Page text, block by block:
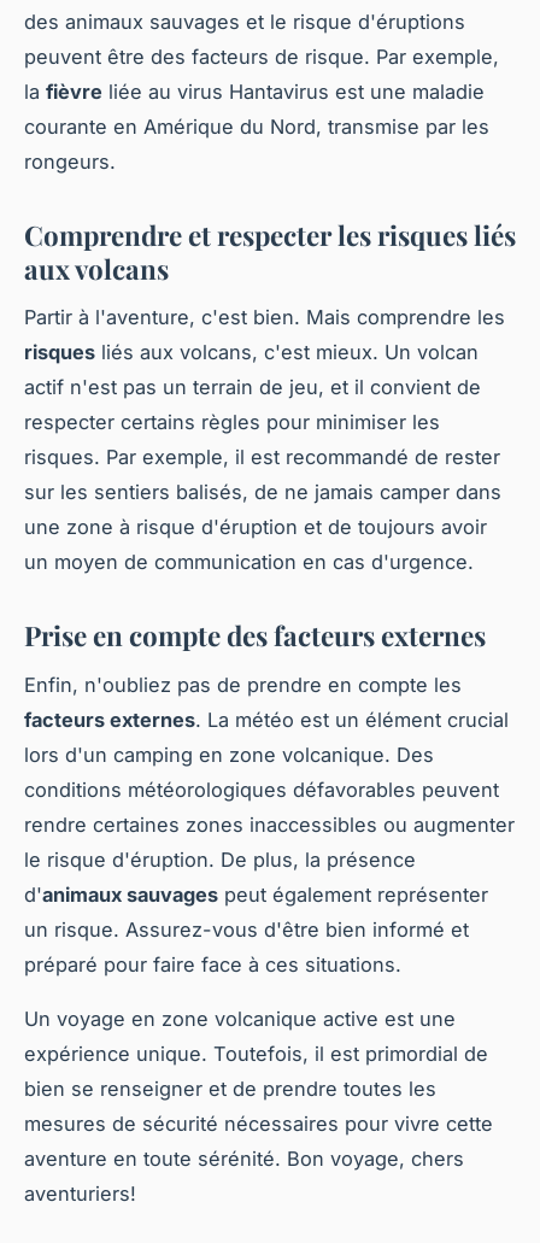
des animaux sauvages et le risque d'éruptions
peuvent être des facteurs de risque. Par exemple,
la fièvre liée au virus Hantavirus est une maladie
courante en Amérique du Nord, transmise par les
rongeurs.
Comprendre et respecter les risques liés
aux volcans
Partir à l'aventure, c'est bien. Mais comprendre les
risques liés aux volcans, c'est mieux. Un volcan
actif n'est pas un terrain de jeu, et il convient de
respecter certains règles pour minimiser les
risques. Par exemple, il est recommandé de rester
sur les sentiers balisés, de ne jamais camper dans
une zone à risque d'éruption et de toujours avoir
un moyen de communication en cas d'urgence.
Prise en compte des facteurs externes
Enfin, n'oubliez pas de prendre en compte les
facteurs externes. La météo est un élément crucial
lors d'un camping en zone volcanique. Des
conditions météorologiques défavorables peuvent
rendre certaines zones inaccessibles ou augmenter
le risque d'éruption. De plus, la présence
d'animaux sauvages peut également représenter
un risque. Assurez-vous d'être bien informé et
préparé pour faire face à ces situations.
Un voyage en zone volcanique active est une
expérience unique. Toutefois, il est primordial de
bien se renseigner et de prendre toutes les
mesures de sécurité nécessaires pour vivre cette
aventure en toute sérénité. Bon voyage, chers
aventuriers!